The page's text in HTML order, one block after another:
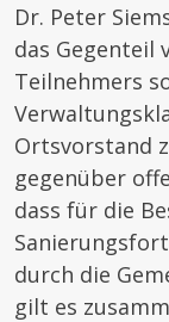
Dr. Peter
das Gegenteil
Teilnehmers
Ortsvorstand
gegenüber
dass für die
durch die
gilt es